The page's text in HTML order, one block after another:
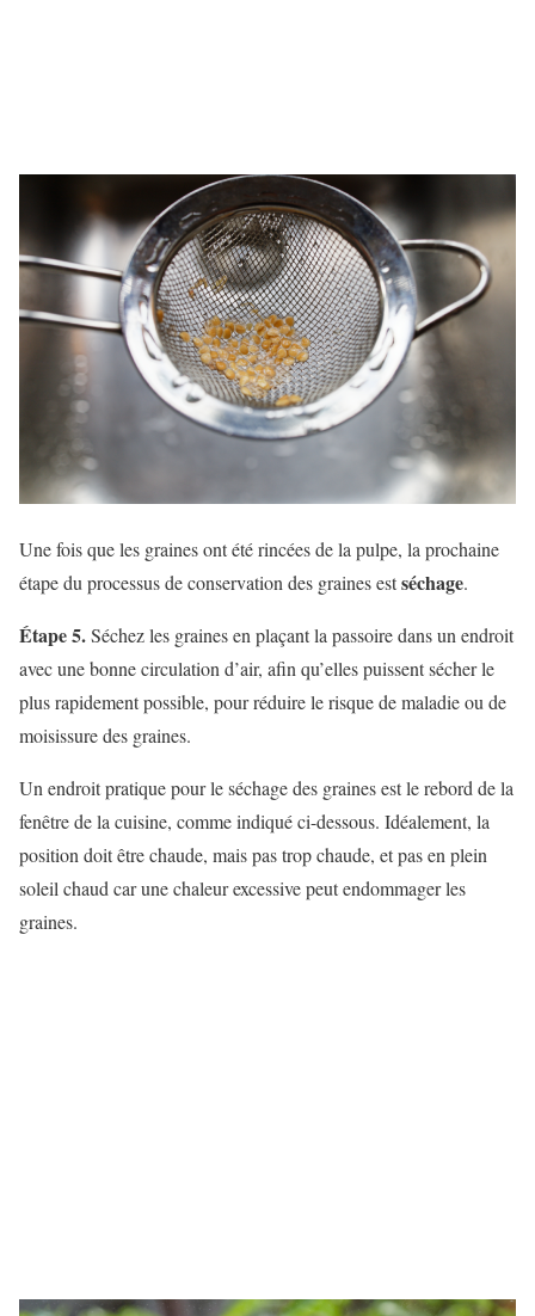
Une fois que les graines ont été rincées de la pulpe, la prochaine
étape du processus de conservation des graines estséchage.
Étape 5.Séchez les graines en plaçant la passoire dans un endroit
avec une bonne circulation d’air, afin qu’elles puissent sécher le
plus rapidement possible, pour réduire le risque de maladie ou de
moisissure des graines.
Un endroit pratique pour le séchage des graines est le rebord de la
fenêtre de la cuisine, comme indiqué ci-dessous. Idéalement, la
position doit être chaude, mais pas trop chaude, et pas en plein
soleil chaud car une chaleur excessive peut endommager les
graines.